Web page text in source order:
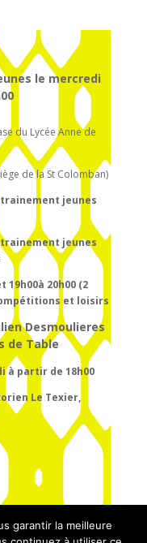
le mercredi
du Lycée Anne de
de la St Colomban)
jeunes
jeunes
19h00à 20h00 (2
et loisirs
Desmoulieres
de Table
à partir de 18h00
Le Texier,
garantir la meilleure